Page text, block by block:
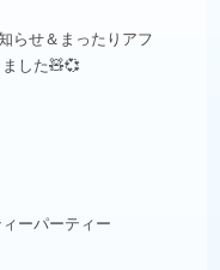
らせ＆まったりアフ
した🧸💞
ーパーティー